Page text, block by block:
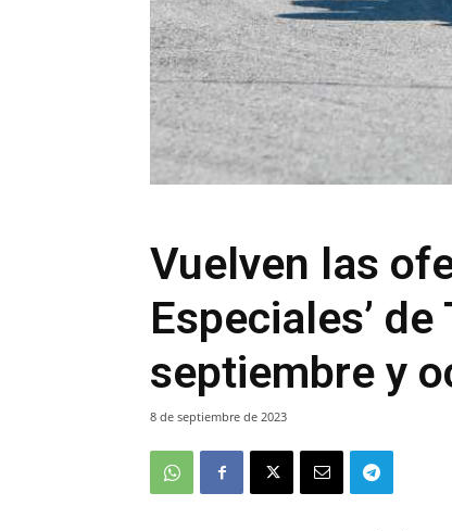
Vuelven las
Especiales’
septiembre y
8 de septiembre de 2023